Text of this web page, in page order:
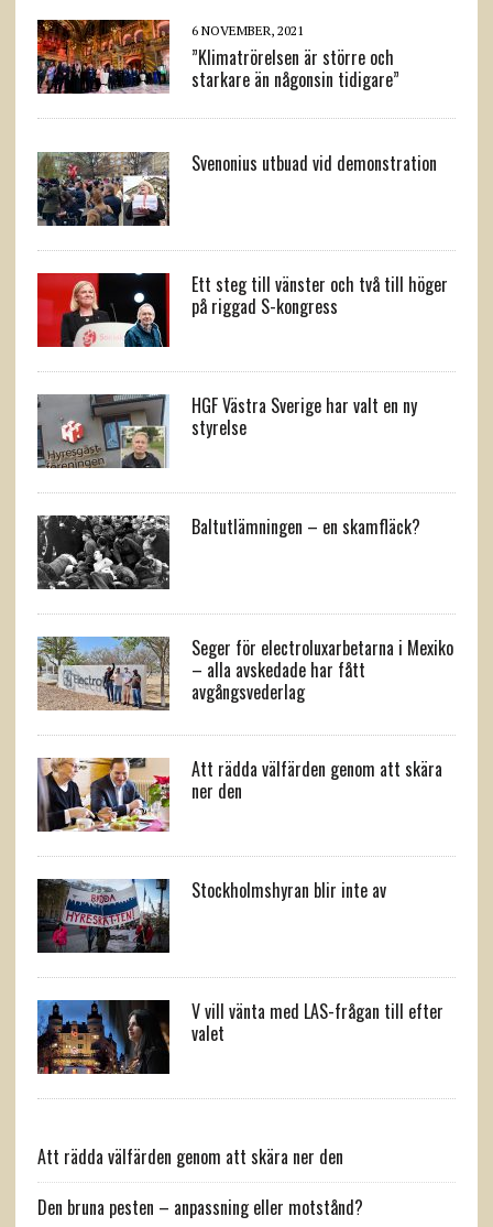
6 NOVEMBER, 2021
”Klimatrörelsen är större och
starkare än någonsin tidigare”
Svenonius utbuad vid demonstration
Ett steg till vänster och två till höger
på riggad S-kongress
HGF Västra Sverige har valt en ny
styrelse
Baltutlämningen – en skamfläck?
Seger för electroluxarbetarna i Mexiko
– alla avskedade har fått
avgångsvederlag
Att rädda välfärden genom att skära
ner den
Stockholmshyran blir inte av
V vill vänta med LAS-frågan till efter
valet
Att rädda välfärden genom att skära ner den
Den bruna pesten – anpassning eller motstånd?